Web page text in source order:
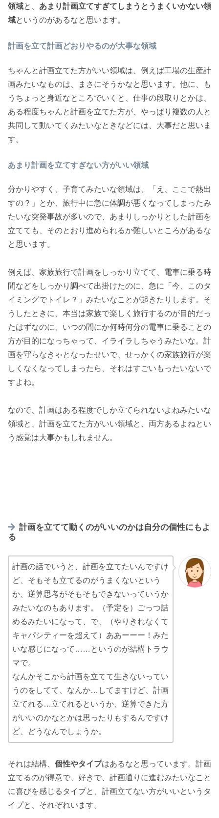
領域と、 あまり計画立てすぎてしまうとうまくいかない領
域というのがあるなと思います。
計画を立て計画どおりやるのが大事な領域
ちゃんと計画立てた方がいい領域は、例えば工場の生産計
画みたいなものは、まさにそうかなと思います。他に、も
うちょっと身近なところでいくと、仕事の段取りとかは、
ある程度ちゃんと計画を立てた方が、やっぱり複数の人と
共同して動いてくみたいなときなどには、大事だと思いま
す。
あまり計画を立てすぎない方がいい領域
分かりやすく、子育てみたいな領域は、「え、ここで熱出
すの？」とか、旅行中に急に体調が悪くなってしまったみ
たいな突発事故が多いので、あまりしっかりとした計画を
立てても、そのとおり進められるか難しいところがあるな
と思います。
例えば、家族旅行で計画をしっかり立てて、電車に乗る時
間などをしっかり調べて出掛けたのに、急に「今、このタ
イミングでトイレ？」みたいなことが起きたりします。そ
うしたときに、本当は家族で楽しく旅行するのが目的だっ
たはずなのに、いつの間にか何時何分の電車に乗ることの
方が目的になっちゃって、イライラしちゃうみたいな。計
画を守らなきゃとなったせいで、せっかくの家族旅行が楽
しくなくなってしまったら、それはすごいもったいないで
すよね。
なので、計画はある程度でしか立てられないよねみたいな
領域と、計画を立てた方がいい領域と、両方あるよねとい
う感覚は大事かもしれません。
計画を立てて動くのがいいのかは自分の個性にもよ
る
計画の話でいうと、計画を立てたいんですけ
ど、そもそも立てるのがうまくないという
か、逆算思考がそもそもできないっていうか
みたいなのもあります。（予定を）ごっつ詰
めるみたいになって、で、（やりきれなくて
キャパシティーを超えて）ああーーー！みた
いな感じになって……というのが結構トラウ
マで。
なんかそこから計画を立てて生きないってい
うのをしてて、なんか…してますけど、計画
立てれる…立てれるというか、逆算できた方
がいいのかなとかは思ったりもするんですけ
ど、どうなんでしょうか。
それは結構、 個性やタイプはあるなと思っています。計画
立てるのが得意で、好きで、計画通りに進むみたいなこと
に喜びを感じるタイプと、計画立てない方がいいというタ
イプと、それぞれいます。